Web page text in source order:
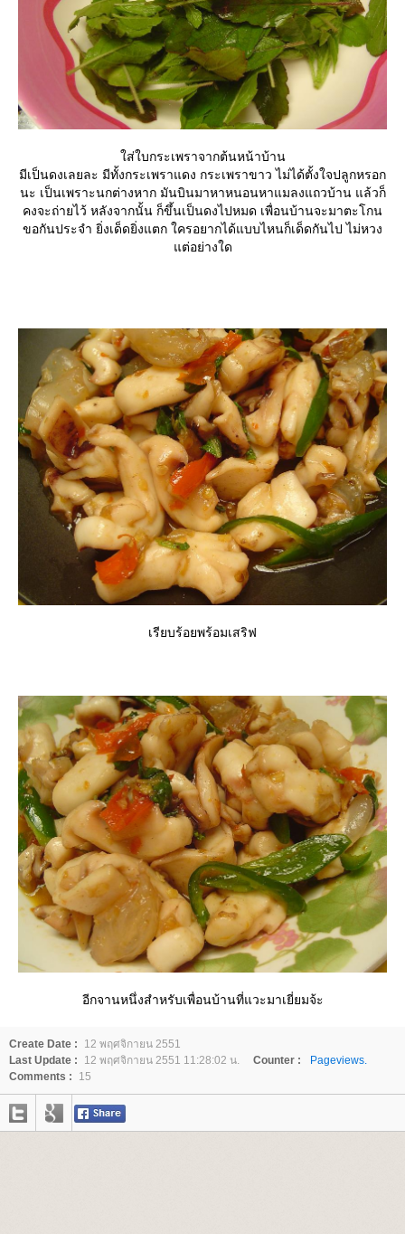
ส่ใบกระเพราจากต้นหน้าบ้าน
มีเป็นดงเลยละ มีทั้งกระเพราแดง กระเพราขาว ไม่ได้ตั้งใจปลูกหรอก
นะ เป็นเพราะนกต่างหาก มันบินมาหาหนอนหาแมลงแถวบ้าน แล้วก็
คงจะถ่ายไว้ หลังจากนั้น ก็ขึ้นเป็นดงไปหมด เพื่อนบ้านจะมาตะโกน
ขอกันประจำ ยิ่งเด็ดยิ่งแตก ใครอยากได้แบบไหนก็เด็ดกันไป ไม่หวง
ต่อย่างใด
เรียบร้อยพร้อมเสริฟ
อีกจานหนึ่งสำหรับเพื่อนบ้านที่แวะมาเยี่ยมจ้ะ
Create Date :
12 พฤศจิกายน 2551
Last Update :
12 พฤศจิกายน 2551 11:28:02 น. Counter :
Pageviews.
Comments :
15